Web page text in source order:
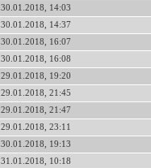
30.01.2018, 14:03
30.01.2018, 14:37
30.01.2018, 16:07
30.01.2018, 16:08
29.01.2018, 19:20
29.01.2018, 21:45
29.01.2018, 21:47
29.01.2018, 23:11
30.01.2018, 19:13
31.01.2018, 10:18